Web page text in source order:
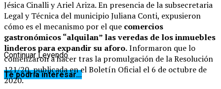
Jésica Cinalli y Ariel Ariza. En presencia de la subsecretaria
Legal y Técnica del municipio Juliana Conti, expusieron
cómo es el mecanismo por el que comercios
gastronómicos “alquilan” las veredas de los inmuebles
linderos para expandir su aforo.Informaron que lo
comenzaron a hacer tras la promulgación de la Resolución
121/20, publicada en el Boletín Oficial el 6 de octubre de
2020.
Continuar Leyendo
Te podría interesar...